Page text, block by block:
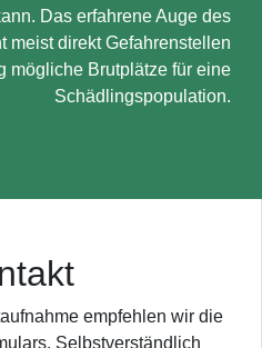
Das erfahrene Auge des
meist direkt Gefahrenstellen
mögliche Brutplätze für eine
Schädlingspopulation.
empfehlen wir die
Selbstverständlich